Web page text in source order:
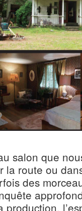
salon que
la route ou
des